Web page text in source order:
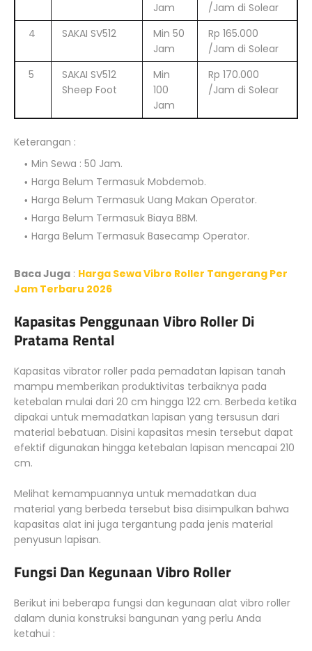
Jam
/Jam di Solear
4
SAKAI SV512
Min 50
Jam
Rp 165.000
/Jam di Solear
5
SAKAI SV512
Sheep Foot
Min
100
Jam
Rp 170.000
/Jam di Solear
Keterangan :
Min Sewa : 50 Jam.
Harga Belum Termasuk Mobdemob.
Harga Belum Termasuk Uang Makan Operator.
Harga Belum Termasuk Biaya BBM.
Harga Belum Termasuk Basecamp Operator.
Baca Juga : Harga Sewa Vibro Roller Tangerang Per
Jam Terbaru 2026
Kapasitas Penggunaan Vibro Roller Di
Pratama Rental
Kapasitas vibrator roller pada pemadatan lapisan tanah
mampu memberikan produktivitas terbaiknya pada
ketebalan mulai dari 20 cm hingga 122 cm. Berbeda ketika
dipakai untuk memadatkan lapisan yang tersusun dari
material bebatuan. Disini kapasitas mesin tersebut dapat
efektif digunakan hingga ketebalan lapisan mencapai 210
cm.
Melihat kemampuannya untuk memadatkan dua
material yang berbeda tersebut bisa disimpulkan bahwa
kapasitas alat ini juga tergantung pada jenis material
penyusun lapisan.
Fungsi Dan Kegunaan Vibro Roller
Berikut ini beberapa fungsi dan kegunaan alat vibro roller
dalam dunia konstruksi bangunan yang perlu Anda
ketahui :